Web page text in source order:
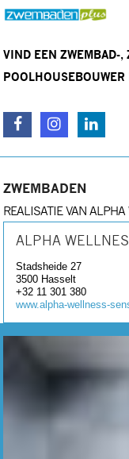
VIND EEN ZWEMBAD-,
ZWEMBADEN
REALISATIE VAN
ALPHA
Stadsheide 27
3500 Hasselt
+32 11 301 380
www.alpha-wellness-